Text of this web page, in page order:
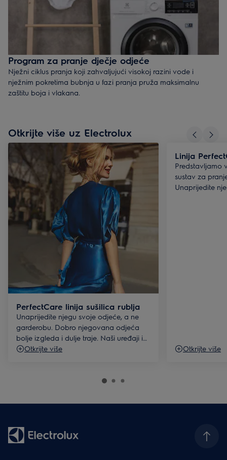
Program za pranje dječje odjeće
Nježni ciklus pranja koji zahvaljujući visokoj razini vode i
nježnim pokretima bubnja u fazi pranja pruža maksimalnu
zaštitu boja i vlakana.
Otkrijte više uz Electrolux
PerfectCare linija sušilica rublja
Unaprijedite njegu svoje odjeće, a ne
garderobu. Dobro njegovana odjeća
bolje izgleda i dulje traje. Naši uređaji iz
PerfectCare linije sušilica rublja ne samo
Otkrijte više
Linija
Predstavljamo
sustav za
Unaprijedite
Otkrijte više